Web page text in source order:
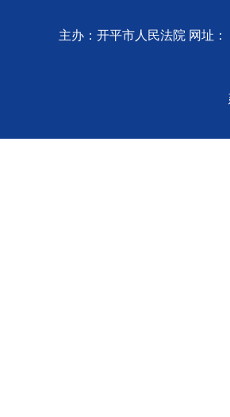
主办：开平市人民法院 网址：